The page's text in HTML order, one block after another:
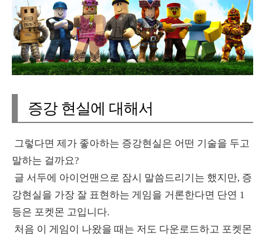
증강 현실에 대해서
그렇다면 제가 좋아하는 증강현실은 어떤 기술을 두고
말하는 걸까요?
글 서두에 아이언맨으로 잠시 말씀드리기는 했지만, 증
강현실을 가장 잘 표현하는 게임을 거론한다면 단연 1
등은 포켓몬 고입니다.
처음 이 게임이 나왔을 때는 저도 다운로드하고 포켓몬